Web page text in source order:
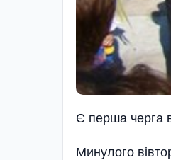
Є перша черга
Минулого